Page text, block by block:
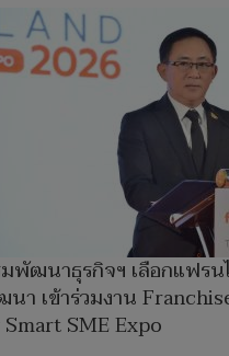
พัฒนาธุรกิจฯ เลือกแฟร
า เข้าร่วมงาน
SME Expo